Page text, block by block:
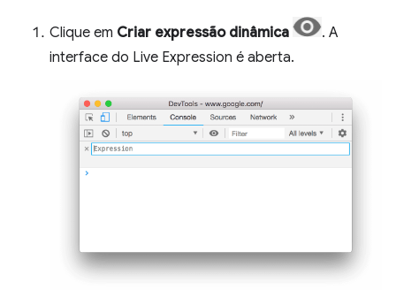
Clique em Criar expressão dinâmica
. A
interface do Live Expression é aberta.